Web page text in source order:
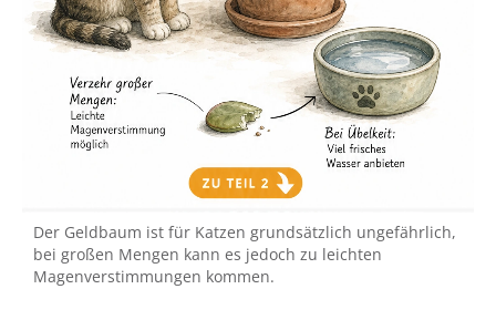
Der Geldbaum ist für Katzen grundsätzlich ungefährlich,
bei großen Mengen kann es jedoch zu leichten
Magenverstimmungen kommen.